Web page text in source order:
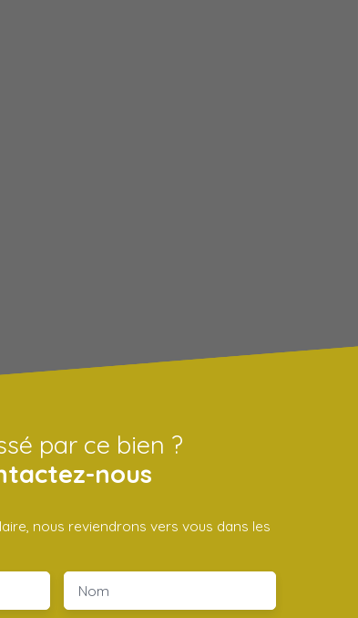
par ce bien ?
nous
nous reviendrons vers vous dans les
Nom